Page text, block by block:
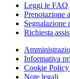
Leggi le FAQ
Prenotazione
Segnalazione
Richiesta
Informativa
Cookie
Note legali